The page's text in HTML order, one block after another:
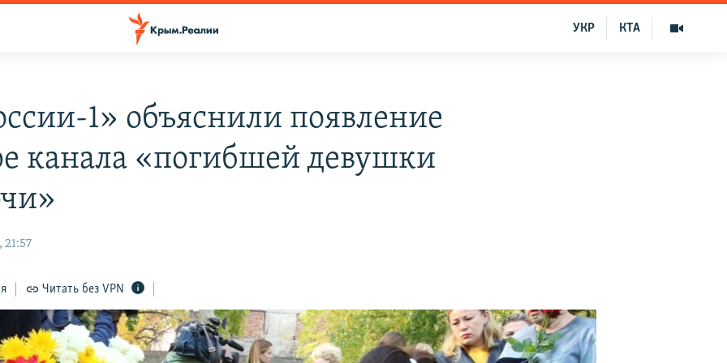
КТА
УКР
1» объяснили появление
канала «погибшей девушки
21:57
Читать без VPN